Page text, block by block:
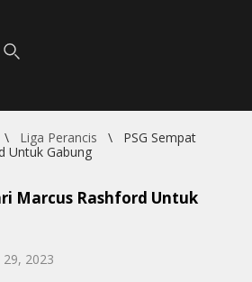
\ Liga Perancis \
PSG Sempat
Untuk Gabung
Marcus Rashford Untuk
2023